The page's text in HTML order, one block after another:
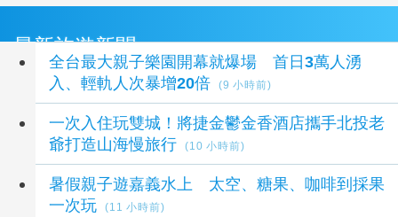
最新旅遊新聞
全台最大親子樂園開幕就爆場 首日3萬人湧
入、輕軌人次暴增20倍
(9 小時前)
一次入住玩雙城！將捷金鬱金香酒店攜手北投老
爺打造山海慢旅行
(10 小時前)
暑假親子遊嘉義水上 太空、糖果、咖啡到採果
一次玩
(11 小時前)